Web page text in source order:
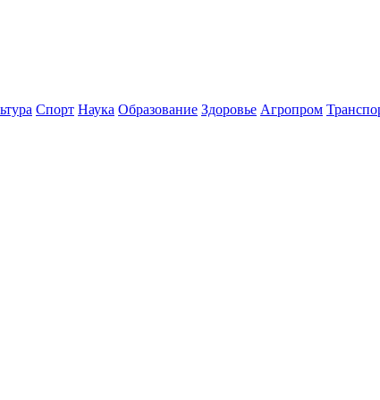
Спорт Наука Образование Здоровье Агропром